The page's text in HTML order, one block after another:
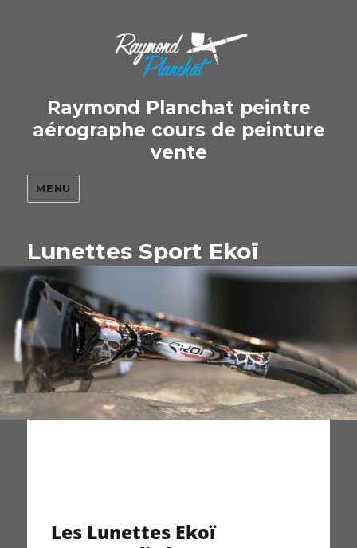
Raymond Planchat peintre
aérographe cours de peinture
vente
MENU
Lunettes Sport Ekoï
Les Lunettes Ekoï